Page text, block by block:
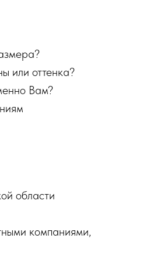
или оттенка?
Вам?
области
компаниями,